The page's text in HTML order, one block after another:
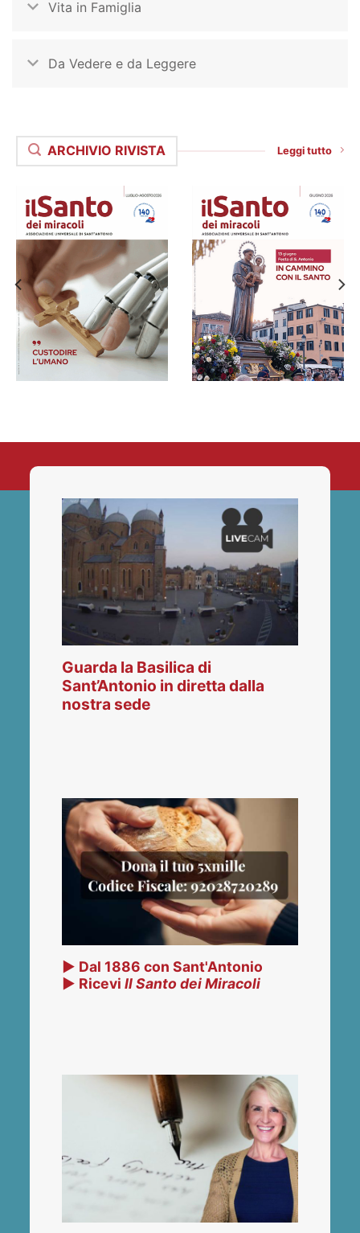
Vita in Famiglia
Da Vedere e da Leggere
ARCHIVIO RIVISTA Leggi tutto
Guarda la Basilica di
Sant’Antonio in diretta dalla
nostra sede
▶ Dal 1886 con Sant'Antonio
▶ RiceviIl Santo dei Miracoli